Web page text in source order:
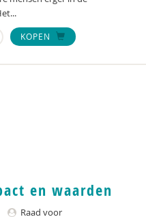
KOPEN
en waarden
Raad voor